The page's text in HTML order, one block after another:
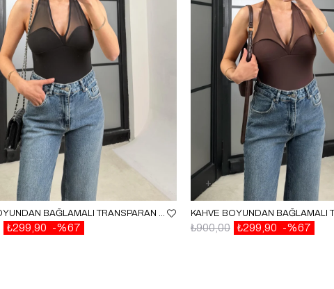
%67
₺299,90 %67
₺299,90
₺900,00